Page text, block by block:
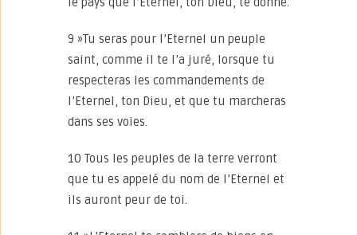
9 »Tu seras pour l’Eternel un peuple
saint, comme il te l’a juré, lorsque tu
respecteras les commandements de
l’Eternel, ton Dieu, et que tu marcheras
dans ses voies.
10 Tous les peuples de la terre verront
que tu es appelé du nom de l’Eternel et
ils auront peur de toi.